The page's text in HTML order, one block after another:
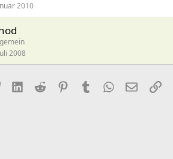
2010
2008
BlueskyLinkedIn
Reddit PinterestTumblr WhatsApp
E-Mail